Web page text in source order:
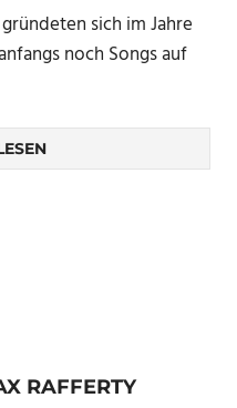
sich im Jahre
noch Songs auf
RAFFERTY